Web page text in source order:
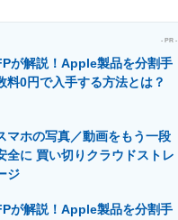
建設×テクノロジーの最前線
- PR -
が解説！Apple製品を分割手
料0円で入手する方法とは？
マホの写真／動画をもう一段
全に 買い切りクラウドストレ
ジ
が解説！Apple製品を分割手